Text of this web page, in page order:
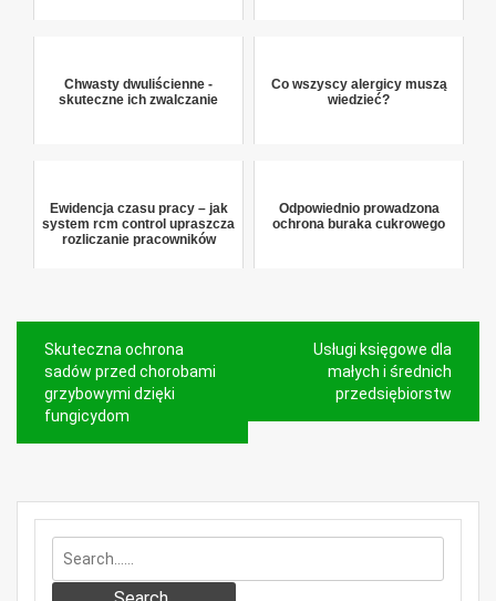
Chwasty dwuliścienne -
skuteczne ich zwalczanie
Co wszyscy alergicy muszą
wiedzieć?
Ewidencja czasu pracy – jak
system rcm control upraszcza
rozliczanie pracowników
Odpowiednio prowadzona
ochrona buraka cukrowego
Nawigacja
wpisu
Skuteczna ochrona
sadów przed chorobami
grzybowymi dzięki
fungicydom
Usługi księgowe dla
małych i średnich
przedsiębiorstw